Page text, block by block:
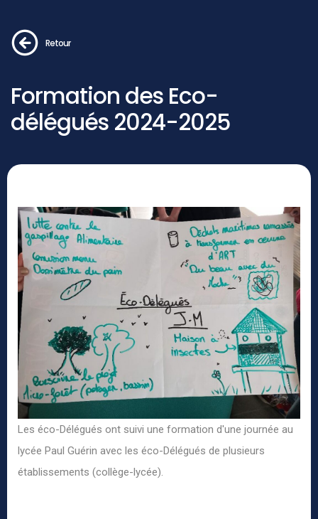
Retour
Formation des Eco-
délégués 2024-2025
Les éco-Délégués ont suivi une formation d'une journée au
lycée Paul Guérin avec les éco-Délégués de plusieurs
établissements (collège-lycée).